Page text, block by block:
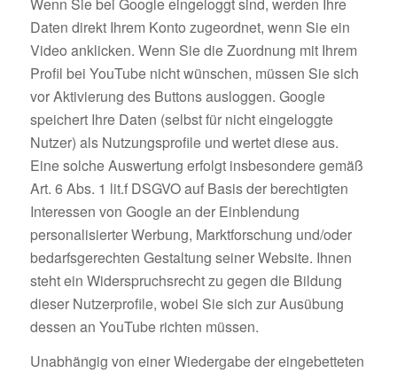
Daten direkt Ihrem Konto zugeordnet, wenn Sie ein
Video anklicken. Wenn Sie die Zuordnung mit Ihrem
Profil bei YouTube nicht wünschen, müssen Sie sich
vor Aktivierung des Buttons ausloggen. Google
speichert Ihre Daten (selbst für nicht eingeloggte
Nutzer) als Nutzungsprofile und wertet diese aus.
Eine solche Auswertung erfolgt insbesondere gemäß
Art. 6 Abs. 1 lit.f DSGVO auf Basis der berechtigten
Interessen von Google an der Einblendung
personalisierter Werbung, Marktforschung und/oder
bedarfsgerechten Gestaltung seiner Website. Ihnen
steht ein Widerspruchsrecht zu gegen die Bildung
dieser Nutzerprofile, wobei Sie sich zur Ausübung
dessen an YouTube richten müssen.
Unabhängig von einer Wiedergabe der eingebetteten